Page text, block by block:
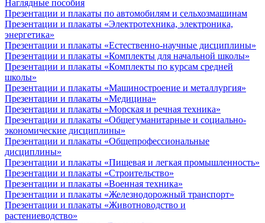
Наглядные пособия
Презентации и плакаты по автомобилям и сельхозмашинам
Презентации и плакаты «Электротехника, электроника,
энергетика»
Презентации и плакаты «Естественно-научные дисциплины»
Презентации и плакаты «Комплекты для начальной школы»
Презентации и плакаты «Комплекты по курсам средней
школы»
Презентации и плакаты «Машиностроение и металлургия»
Презентации и плакаты «Медицина»
Презентации и плакаты «Морская и речная техника»
Презентации и плакаты «Общегуманитарные и социально-
экономические дисциплины»
Презентации и плакаты «Общепрофессиональные
дисциплины»
Презентации и плакаты «Пищевая и легкая промышленность»
Презентации и плакаты «Строительство»
Презентации и плакаты «Военная техника»
Презентации и плакаты «Железнодорожный транспорт»
Презентации и плакаты «Животноводство и
растениеводство»